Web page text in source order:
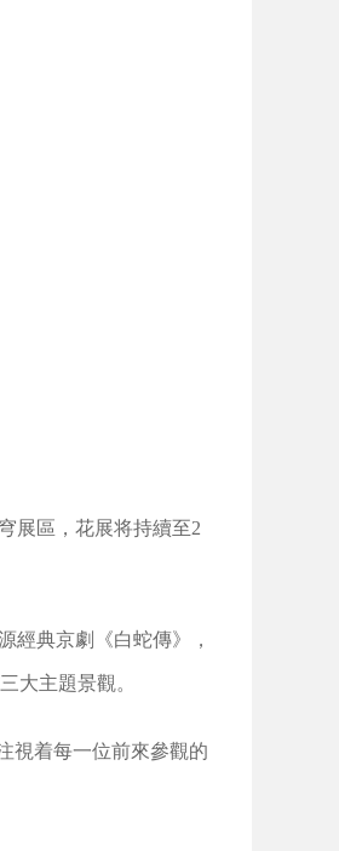
展區，花展将持續至2
經典京劇《白蛇傳》，
大主題景觀。
視着每一位前來參觀的